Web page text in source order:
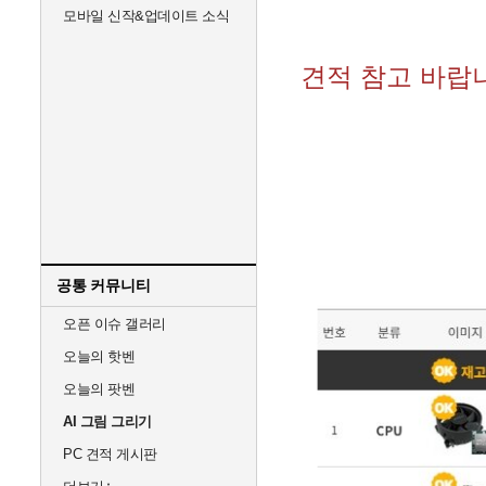
모바일 신작&업데이트 소식
공통 커뮤니티
오픈 이슈 갤러리
오늘의 핫벤
오늘의 팟벤
AI 그림 그리기
PC 견적 게시판
견적 참고 바랍